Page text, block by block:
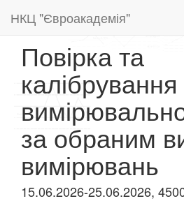
НКЦ "Євроакадемія"
Повірка та
калібрування
за обраним
вимірювань
15.06.2026-25.06.2026,